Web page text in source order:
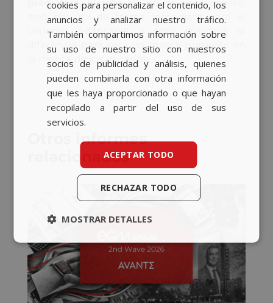
predictiva, el reto ya no es posicionarse,
sino ser útil de forma inmediata para el
usuario. Adaptarse a esto marcara la
diferencia para ser una marca presente en
la mente de los usuarios.
Otros informes
relacionados
cookies para personalizar el contenido, los
anuncios y analizar nuestro tráfico.
También compartimos información sobre
su uso de nuestro sitio con nuestros
socios de publicidad y análisis, quienes
pueden combinarla con otra información
que les haya proporcionado o que hayan
recopilado a partir del uso de sus
servicios.
ACEPTAR TODO
RECHAZAR TODO
MOSTRAR DETALLES